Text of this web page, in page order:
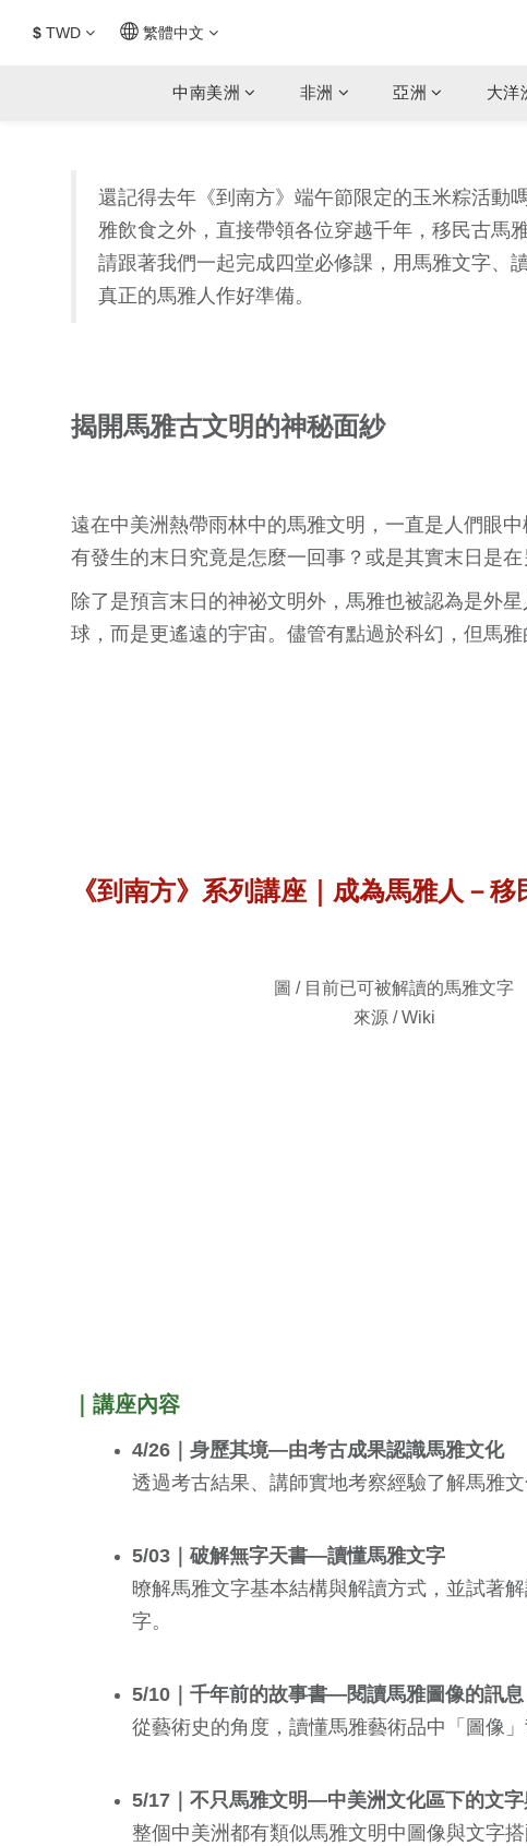
$ TWD 繁體中文
中南美洲 非洲 亞洲 大洋
還記得去年《到南方》端午節限定的玉米粽活動
雅飲食之外，直接帶領各位穿越千年，移民古馬
請跟著我們一起完成四堂必修課，用馬雅文字、
真正的馬雅人作好準備。
揭開馬雅古文明的神秘面紗
遠在中美洲熱帶雨林中的馬雅文明，一直是人們眼
有發生的末日究竟是怎麼一回事？或是其實末日是在
除了是預言末日的神祕文明外，馬雅也被認為是外
球，而是更遙遠的宇宙。儘管有點過於科幻，但馬
《到南方》系列講座｜ 成為馬雅人 －
圖 / 目前已可被解讀的馬雅文字
來源 / Wiki
｜講座內容
4/26｜身歷其境—由考古成果認識馬雅文化
透過考古結果、講師實地考察經驗了解馬雅
5/03｜破解無字天書—讀懂馬雅文字
暸解馬雅文字基本結構與解讀方式，並試著
字。
5/10｜千年前的故事書—閱讀馬雅圖像的訊息
從藝術史的角度，讀懂馬雅藝術品中「圖像
5/17｜不只馬雅文明—中美洲文化區下的文
整個中美洲都有類似馬雅文明中圖像與文字搭